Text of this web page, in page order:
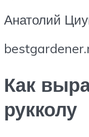
Анатолий
Как
рукколу